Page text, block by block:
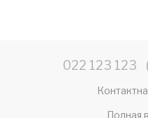
022 123 123
Полная